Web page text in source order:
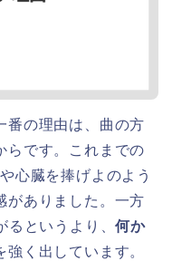
番の理由は、曲の方
らです。これまでの
心臓を捧げよのよう
がありました。一方
るというより、何か
強く出しています。